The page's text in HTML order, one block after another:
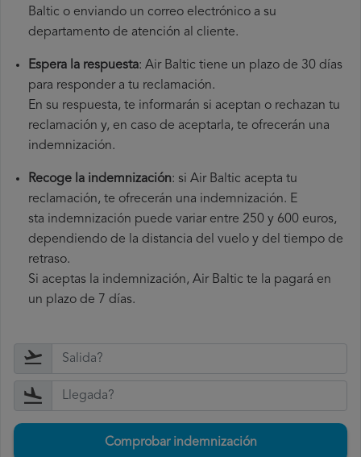
Baltic o enviando un correo electrónico a su
departamento de atención al cliente.
Espera la respuesta: Air Baltic tiene un plazo de 30 días
para responder a tu reclamación.
En su respuesta, te informarán si aceptan o rechazan tu
reclamación y, en caso de aceptarla, te ofrecerán una
indemnización.
Recoge la indemnización: si Air Baltic acepta tu
reclamación, te ofrecerán una indemnización. E
sta indemnización puede variar entre 250 y 600 euros,
dependiendo de la distancia del vuelo y del tiempo de
retraso.
Si aceptas la indemnización, Air Baltic te la pagará en
un plazo de 7 días.
Comprobar indemnización